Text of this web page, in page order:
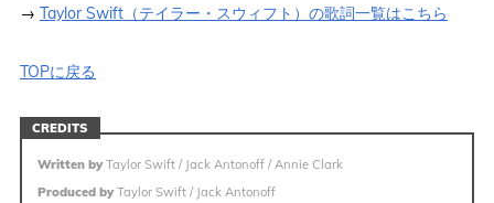
→ Taylor Swift（テイラー・スウィフト）の歌詞一覧はこちら
TOPに戻る
CREDITS
Written byTaylor Swift / Jack Antonoff / Annie Clark
Produced byTaylor Swift / Jack Antonoff